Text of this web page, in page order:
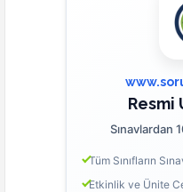
Resmi
Sınavlardan
Tüm Sınıfların
Etkinlik ve Ünite